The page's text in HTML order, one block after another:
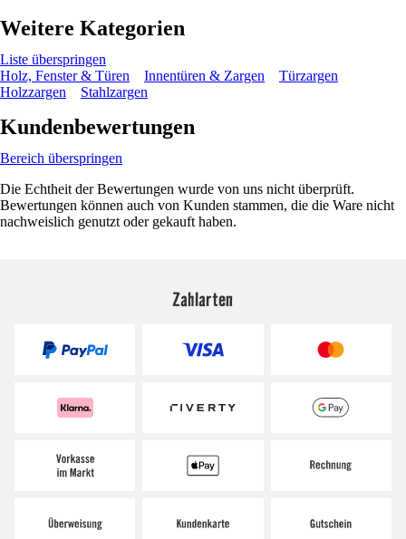
Weitere Kategorien
Liste überspringen
Holz, Fenster & Türen
Innentüren & Zargen
Türzargen
Holzzargen
Stahlzargen
Kundenbewertungen
Bereich überspringen
Die Echtheit der Bewertungen wurde von uns nicht überprüft.
Bewertungen können auch von Kunden stammen, die die Ware nicht
nachweislich genutzt oder gekauft haben.
Zahlarten